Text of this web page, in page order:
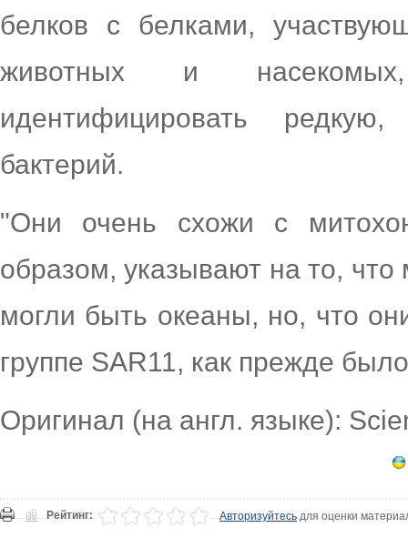
белков с белками,
животных и
идентифицировать
бактерий.
"Они очень схожи с
образом, указывают на то,
могли быть океаны, но, что
группе SAR11, как прежде
Оригинал (на англ. языке):
Рейтинг: Авторизуйтесьдля оценки